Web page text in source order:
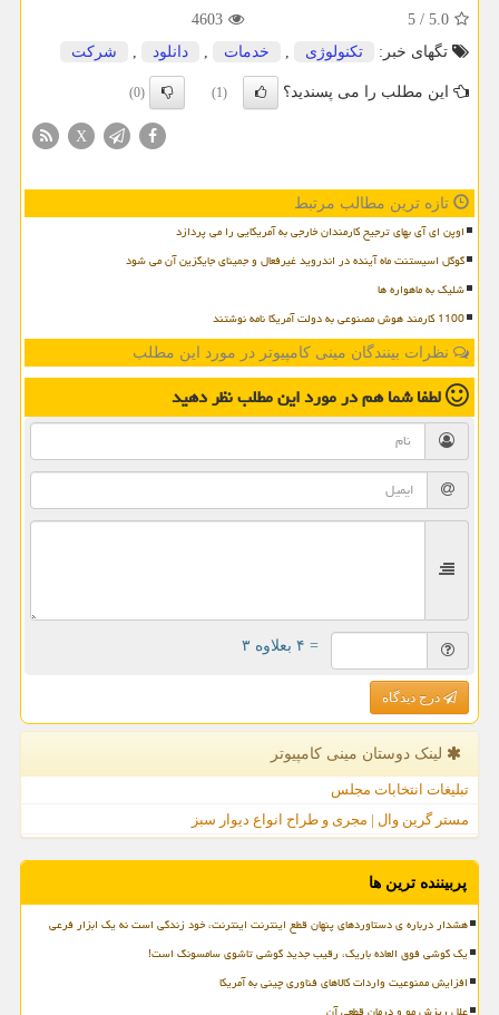
5.0
/
5
4603
تگهای خبر:
تكنولوژی خدمات دانلود شركت
این مطلب را می پسندید؟ (1)
(0)
X
تازه ترین مطالب مرتبط
اوپن ای آی بهای ترجیح کارمندان خارجی به آمریکایی را می پردازد
گوگل اسیستنت ماه آینده در اندروید غیرفعال و جمینای جایگزین آن می شود
شلیک به ماهواره ها
1100 کارمند هوش مصنوعی به دولت آمریکا نامه نوشتند
نظرات بینندگان مینی کامپیوتر در مورد این مطلب
لطفا شما همدر مورد این مطلبنظر دهید
= ۴ بعلاوه ۳
درج دیدگاه
لینک دوستان مینی كامپیوتر
تبلیغات انتخابات مجلس
مستر گرین وال | مجری و طراح انواع دیوار سبز
پربیننده ترین ها
هشدار درباره ی دستاوردهای پنهان قطع اینترنت اینترنت، خود زندگی است نه یک ابزار فرعی
یک گوشی فوق العاده باریک، رقیب جدید گوشی تاشوی سامسونگ است!
افزایش ممنوعیت واردات کالاهای فناوری چینی به آمریکا